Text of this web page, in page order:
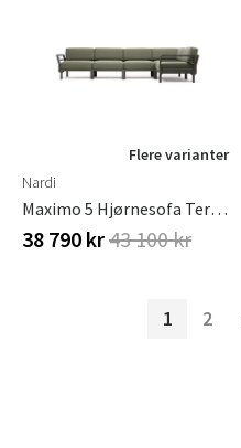
Flere varianter
Nardi
Maximo 5 Hjørnesofa Terra - Timo
38 790 kr43 100 kr
1 2